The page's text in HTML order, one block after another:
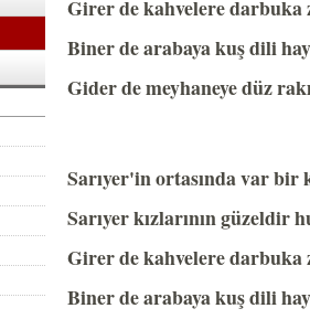
Girer de kahvelere darbuka
Biner de arabaya kuş dili
Gider de meyhaneye düz
Sarıyer'in ortasında var bir
Sarıyer kızlarının güzeldir
Girer de kahvelere darbuka
Biner de arabaya kuş dili